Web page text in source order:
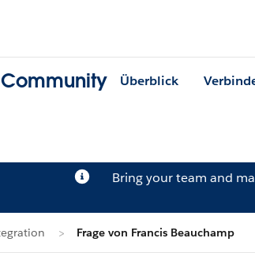
Überblick
Bring your team and
Frage von Francis Beauchamp